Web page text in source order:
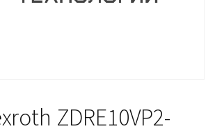
ZDRE10VP2-